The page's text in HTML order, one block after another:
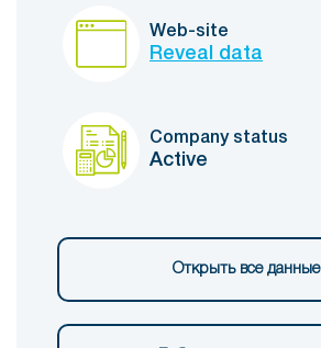
Web-site
Reveal data
Company status
Active
Открыть все данные